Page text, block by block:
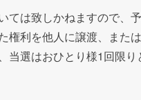
ては致しかねますので、
権利を他人に譲渡、また
当選はおひとり様1回限り